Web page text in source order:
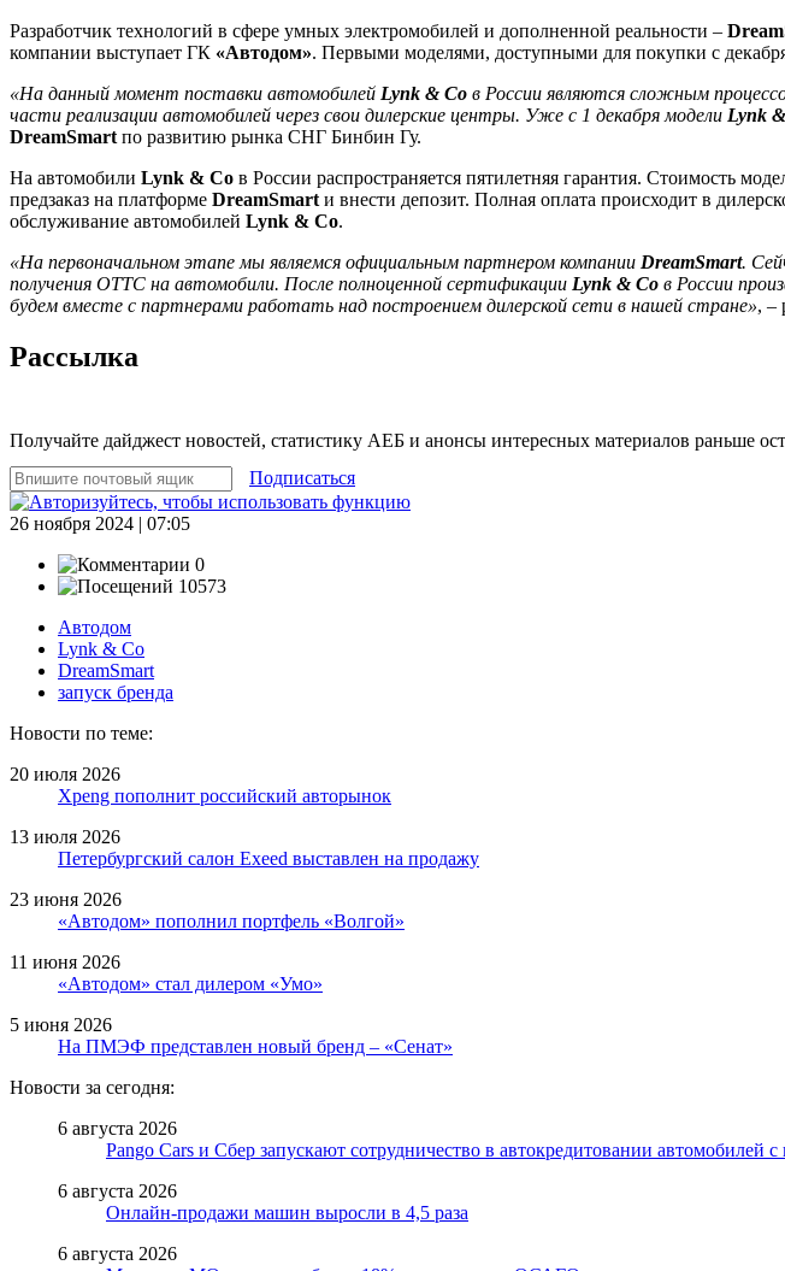
Разработчик технологий в сфере умных электромобилей и дополненной реальности –
компании выступает ГК «Автодом». Первыми моделями, доступными для покупки с
«На данный момент поставки автомобилей Lynk & Co в России являются сложным
части реализации автомобилей через свои дилерские центры. Уже с 1 декабря модели Lynk
DreamSmart по развитию рынка СНГ Бинбин Гу.
На автомобили Lynk & Co в России распространяется пятилетняя гарантия. Стоимость
предзаказ на платформе DreamSmart и внести депозит. Полная оплата происходит в
обслуживание автомобилей Lynk & Co.
«На первоначальном этапе мы являемся официальным партнером компании DreamSmart.
получения ОТТС на автомобили. После полноценной сертификации Lynk & Co в России
будем вместе с партнерами работать над построением дилерской сети в нашей стране», –
Рассылка
Получайте дайджест новостей, статистику АЕБ и анонсы интересных материалов раньше
Подписаться
26 ноября 2024 | 07:05
0
10573
Автодом
Lynk & Co
DreamSmart
запуск бренда
Новости по теме:
20 июля 2026
Xpeng пополнит российский авторынок
13 июля 2026
Петербургский салон Exeed выставлен на продажу
23 июня 2026
«Автодом» пополнил портфель «Волгой»
11 июня 2026
«Автодом» стал дилером «Умо»
5 июня 2026
На ПМЭФ представлен новый бренд – «Сенат»
Новости за сегодня:
6 августа 2026
Pango Cars и Сбер запускают сотрудничество в автокредитовании автомобилей с
6 августа 2026
Онлайн-продажи машин выросли в 4,5 раза
6 августа 2026